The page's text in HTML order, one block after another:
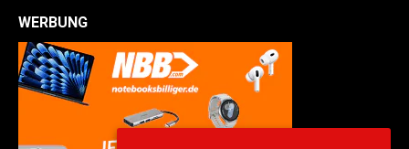
WERBUNG